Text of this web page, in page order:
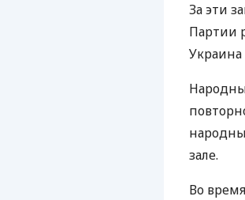
За эти
Партии
Украина
зале.
Во